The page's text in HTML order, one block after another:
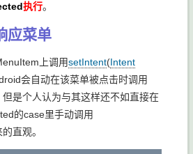
执行。
应菜单
上调用setIntent(Intent
会自动在该菜单被点击时调用
但是个人认为与其这样还不如直接在
的case里手动调用
直观。